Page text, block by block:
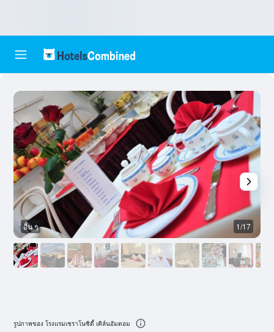
อื่น ๆ 1/17
รูปภาพของ โรงแรมเชราโนซิตี้ เคิล์นอัมดอม